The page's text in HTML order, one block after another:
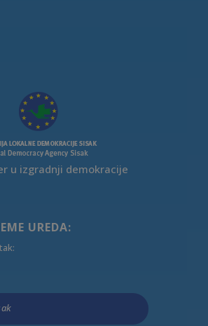
u izgradnji demokracije
UREDA: